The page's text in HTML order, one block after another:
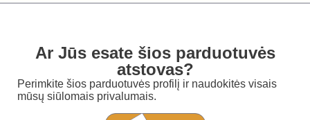
Ar Jūs esate šios parduotuvės
atstovas?
Perimkite šios parduotuvės profilį ir naudokitės visais
mūsų siūlomais privalumais.